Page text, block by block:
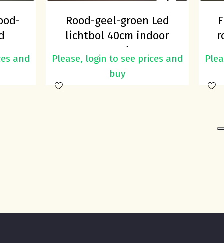
and
Rood-geel-groen Led
lichtbol 40cm indoor
en outdoor
Please, login to see prices and
buy